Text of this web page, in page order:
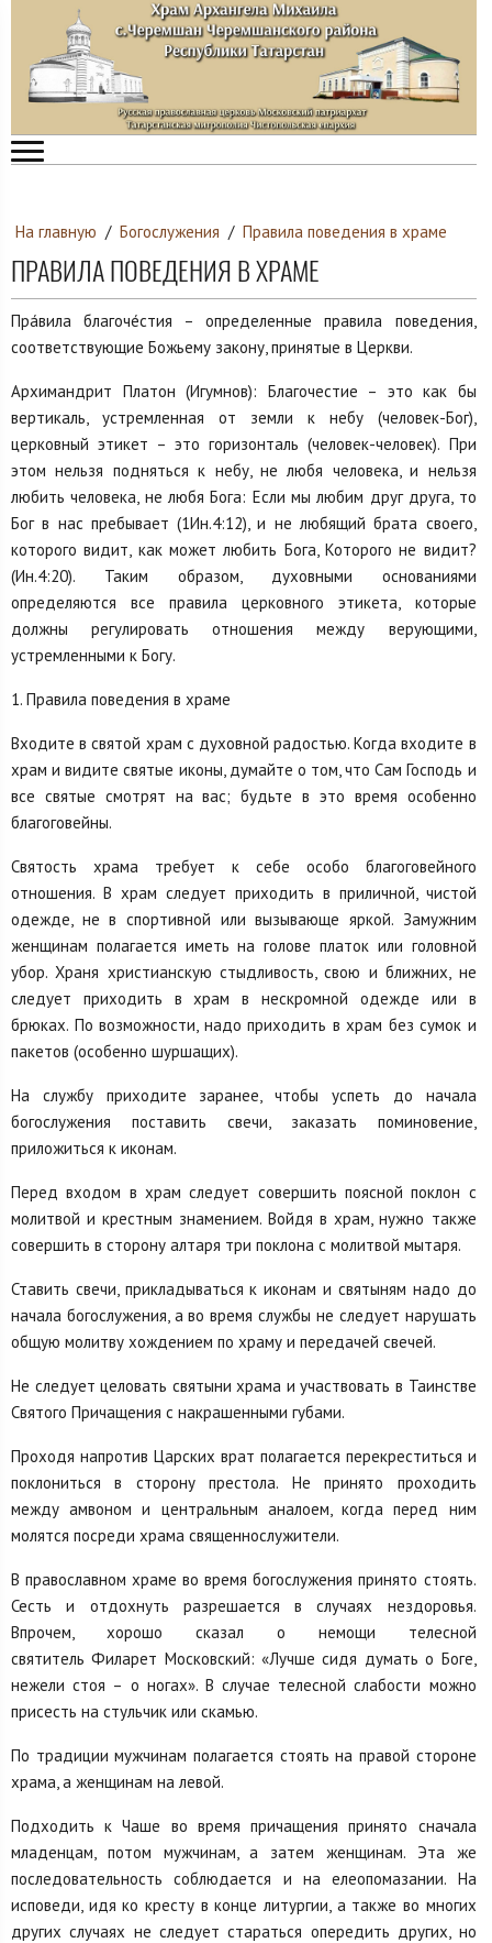
На главную / Богослужения / Правила поведения в храме
ПРАВИЛА ПОВЕДЕНИЯ В ХРАМЕ
Пра́вила благоче́стия – определенные правила поведения,
соответствующие Божьему закону, принятые в Церкви.
Архимандрит Платон (Игумнов): Благочестие – это как бы
вертикаль, устремленная от земли к небу (человек-Бог),
церковный этикет – это горизонталь (человек-человек). При
этом нельзя подняться к небу, не любя человека, и нельзя
любить человека, не любя Бога: Если мы любим друг друга, то
Бог в нас пребывает (1Ин.4:12), и не любящий брата своего,
которого видит, как может любить Бога, Которого не видит?
(Ин.4:20). Таким образом, духовными основаниями
определяются все правила церковного этикета, которые
должны регулировать отношения между верующими,
устремленными к Богу.
1. Правила поведения в храме
Входите в святой храм с духовной радостью. Когда входите в
храм и видите святые иконы, думайте о том, что Сам Господь и
все святые смотрят на вас; будьте в это время особенно
благоговейны.
Святость храма требует к себе особо благоговейного
отношения. В храм следует приходить в приличной, чистой
одежде, не в спортивной или вызывающе яркой. Замужним
женщинам полагается иметь на голове платок или головной
убор. Храня христианскую стыдливость, свою и ближних, не
следует приходить в храм в нескромной одежде или в
брюках. По возможности, надо приходить в храм без сумок и
пакетов (особенно шуршащих).
На службу приходите заранее, чтобы успеть до начала
богослужения поставить свечи, заказать поминовение,
приложиться к иконам.
Перед входом в храм следует совершить поясной поклон с
молитвой и крестным знамением. Войдя в храм, нужно также
совершить в сторону алтаря три поклона с молитвой мытаря.
Ставить свечи, прикладываться к иконам и святыням надо до
начала богослужения, а во время службы не следует нарушать
общую молитву хождением по храму и передачей свечей.
Не следует целовать святыни храма и участвовать в Таинстве
Святого Причащения с накрашенными губами.
Проходя напротив Царских врат полагается перекреститься и
поклониться в сторону престола. Не принято проходить
между амвоном и центральным аналоем, когда перед ним
молятся посреди храма священнослужители.
В православном храме во время богослужения принято стоять.
Сесть и отдохнуть разрешается в случаях нездоровья.
Впрочем, хорошо сказал о немощи телесной
святитель Филарет Московский: «Лучше сидя думать о Боге,
нежели стоя – о ногах». В случае телесной слабости можно
присесть на стульчик или скамью.
По традиции мужчинам полагается стоять на правой стороне
храма, а женщинам на левой.
Подходить к Чаше во время причащения принято сначала
младенцам, потом мужчинам, а затем женщинам. Эта же
последовательность соблюдается и на елеопомазании. На
исповеди, идя ко кресту в конце литургии, а также во многих
других случаях не следует стараться опередить других, но